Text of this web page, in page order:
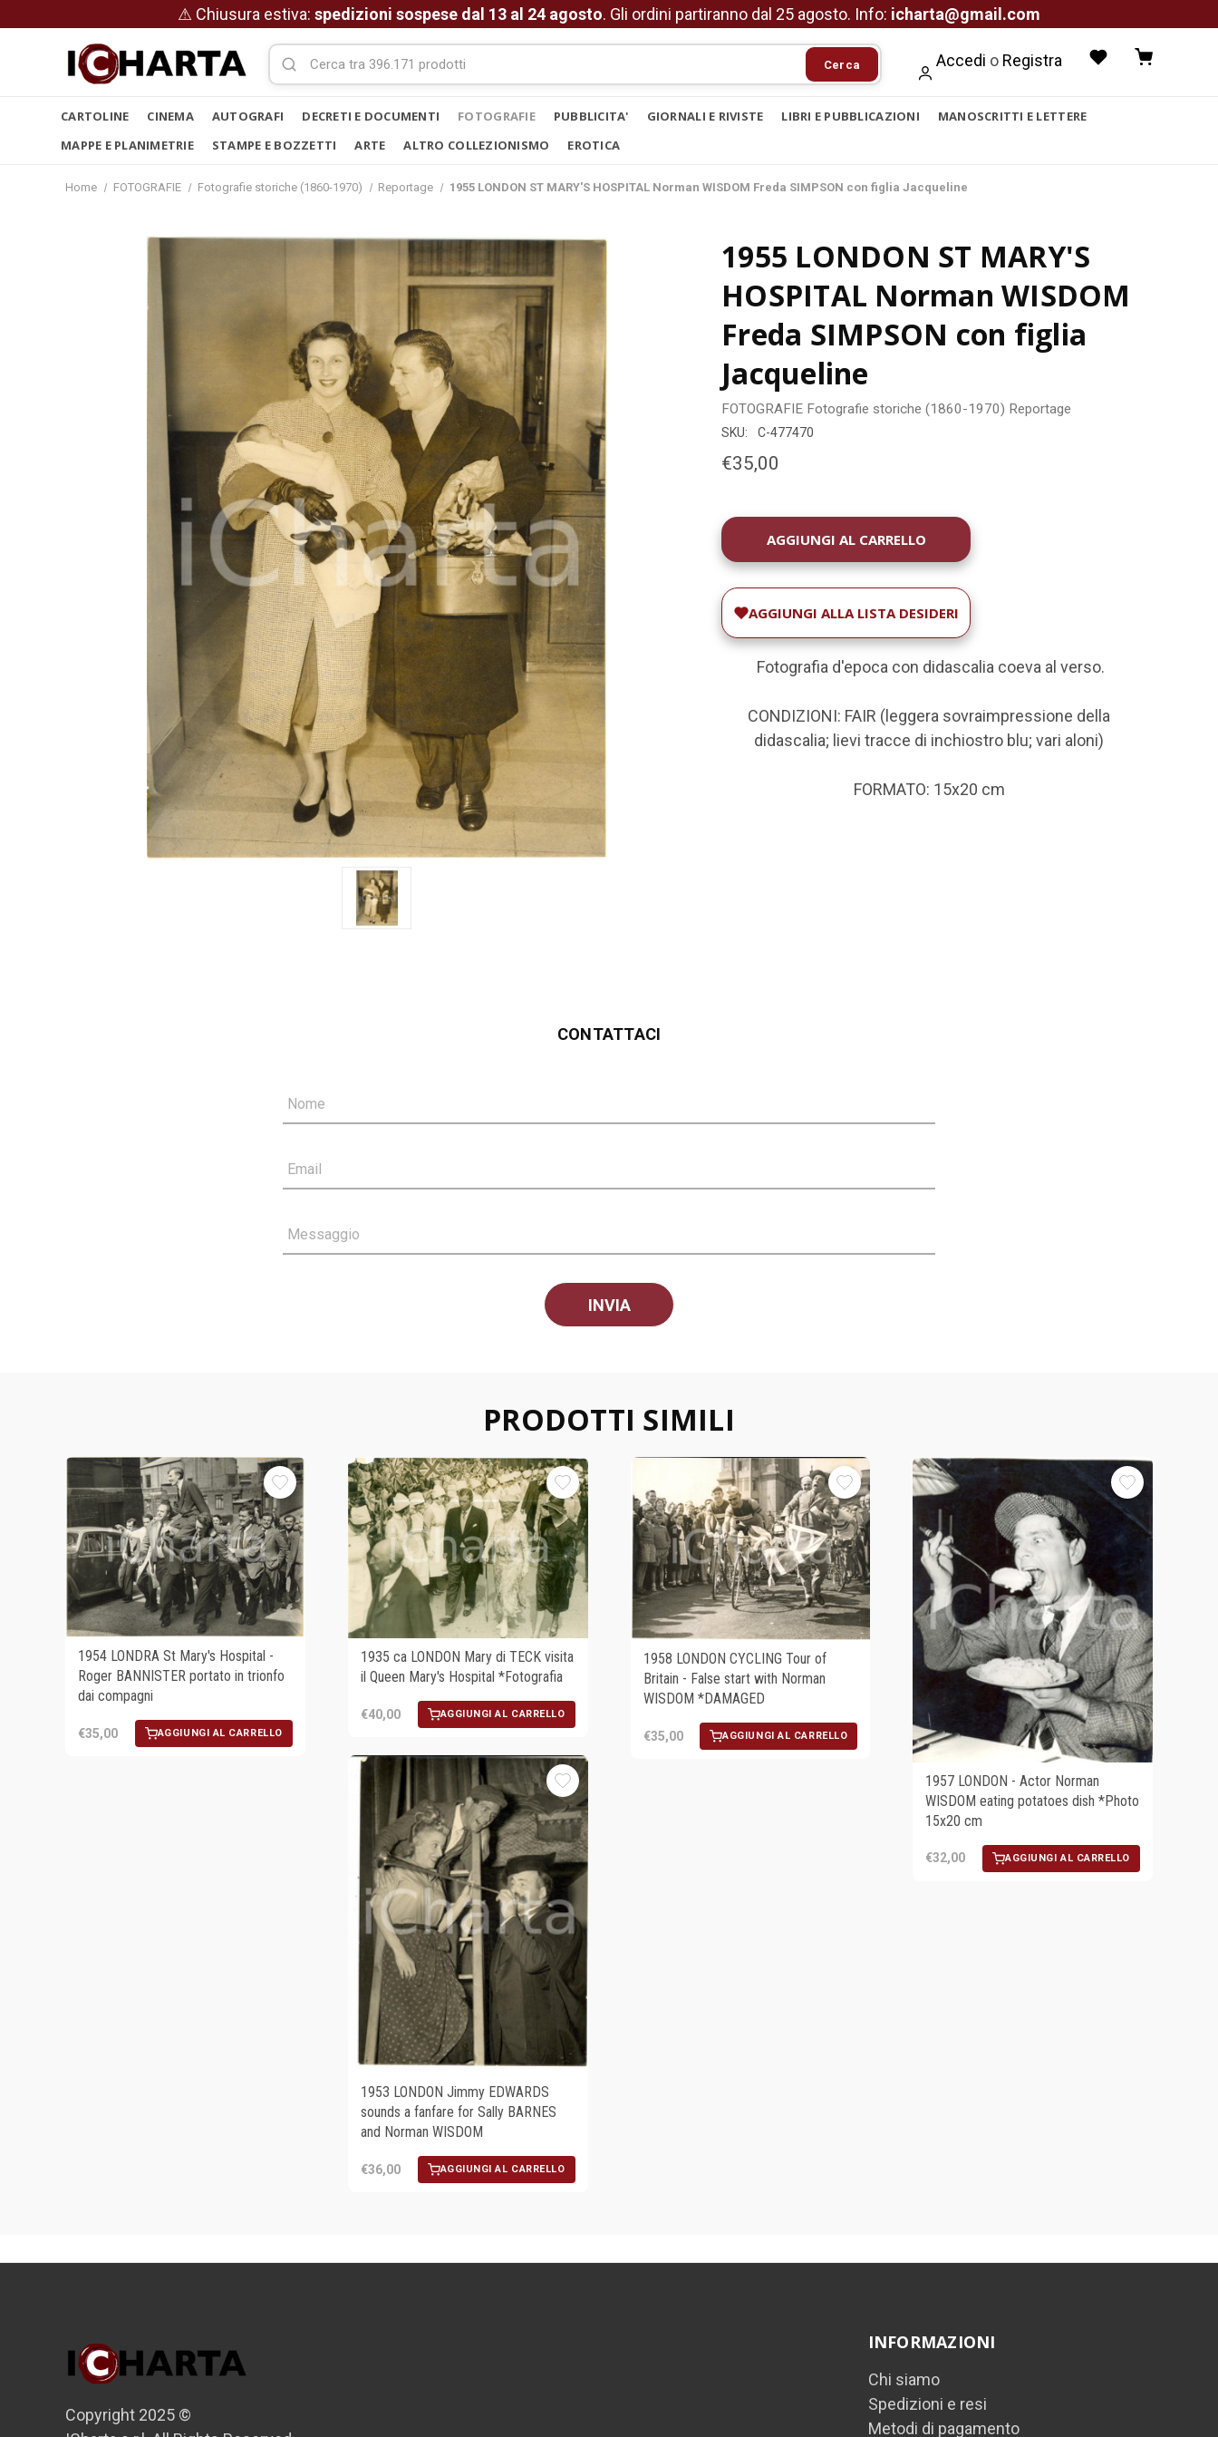
⚠ Chiusura estiva: spedizioni sospese dal 13 al 24 agosto. Gli ordini partiranno dal 25 agosto. Info: icharta@gmail.com
Cerca Accedi o Registra
CARTOLINE CINEMA AUTOGRAFI DECRETI E DOCUMENTI FOTOGRAFIE PUBBLICITA' GIORNALI E RIVISTE LIBRI E PUBBLICAZIONI
MANOSCRITTI E LETTERE
MAPPE E PLANIMETRIE
STAMPE E BOZZETTI ARTE ALTRO COLLEZIONISMO EROTICA
Home FOTOGRAFIE Fotografie storiche (1860-1970) Reportage 1955 LONDON ST MARY'S HOSPITAL Norman WISDOM Freda SIMPSON con figlia Jacqueline
1955 LONDON ST MARY'S
HOSPITAL Norman WISDOM
Freda SIMPSON con figlia
Jacqueline
FOTOGRAFIE Fotografie storiche (1860-1970) Reportage
SKU: C-477470
€35,00
DISPONIBILITÀ
ATTUALE:
AGGIUNGI ALLA LISTA DESIDERI
Fotografia d'epoca con didascalia coeva al verso.
CONDIZIONI: FAIR (leggera sovraimpressione della
didascalia; lievi tracce di inchiostro blu; vari aloni)
FORMATO: 15x20 cm
CONTATTACI
Nome
Email
Messaggio
PRODOTTI SIMILI
1954 LONDRA St Mary's Hospital -
Roger BANNISTER portato in trionfo
dai compagni
€35,00 AGGIUNGI AL CARRELLO
1935 ca LONDON Mary di TECK visita
il Queen Mary's Hospital *Fotografia
€40,00 AGGIUNGI AL CARRELLO
1958 LONDON CYCLING Tour of
Britain - False start with Norman
WISDOM *DAMAGED
€35,00 AGGIUNGI AL CARRELLO
1957 LONDON - Actor Norman
WISDOM eating potatoes dish *Photo
15x20 cm
€32,00 AGGIUNGI AL CARRELLO
1953 LONDON Jimmy EDWARDS
sounds a fanfare for Sally BARNES
and Norman WISDOM
€36,00 AGGIUNGI AL CARRELLO
Copyright 2025 ©
INFORMAZIONI
Chi siamo
Spedizioni e resi
Metodi di pagamento